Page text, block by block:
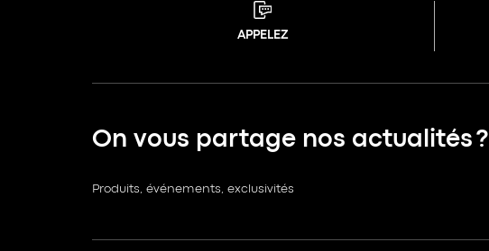
APPELEZ
On vous partage nos actualités ?
Produits, événements, exclusivités